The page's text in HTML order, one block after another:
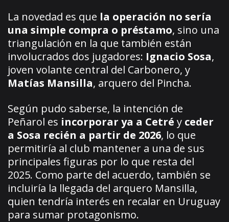
La novedad es que la operación no sería
una simple compra o préstamo, sino una
triangulación en la que también están
involucrados dos jugadores: Ignacio Sosa,
joven volante central del Carbonero, y
Matías Mansilla, arquero del Pincha.
Según pudo saberse, la intención de
Peñarol es incorporar ya a Cetré y ceder
a Sosa recién a partir de 2026, lo que
permitiría al club mantener a una de sus
principales figuras por lo que resta del
2025. Como parte del acuerdo, también se
incluiría la llegada del arquero Mansilla,
quien tendría interés en recalar en Uruguay
para sumar protagonismo.